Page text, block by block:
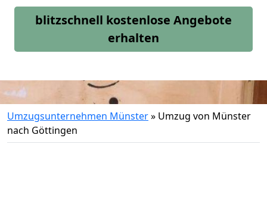
blitzschnell kostenlose Angebote
erhalten
Umzugsunternehmen Münster» Umzug von Münster
nach Göttingen